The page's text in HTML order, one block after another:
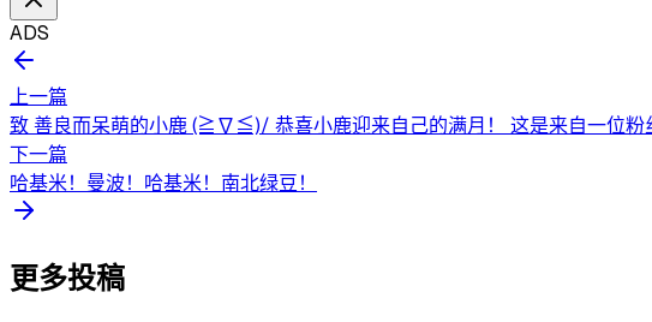
ADS
上一篇
致 善良而呆萌的小鹿 (≧∇≦)/ 恭喜小鹿迎来自己的满月！ 这是来自一位粉
下一篇
哈基米！曼波！哈基米！南北绿豆！
更多投稿